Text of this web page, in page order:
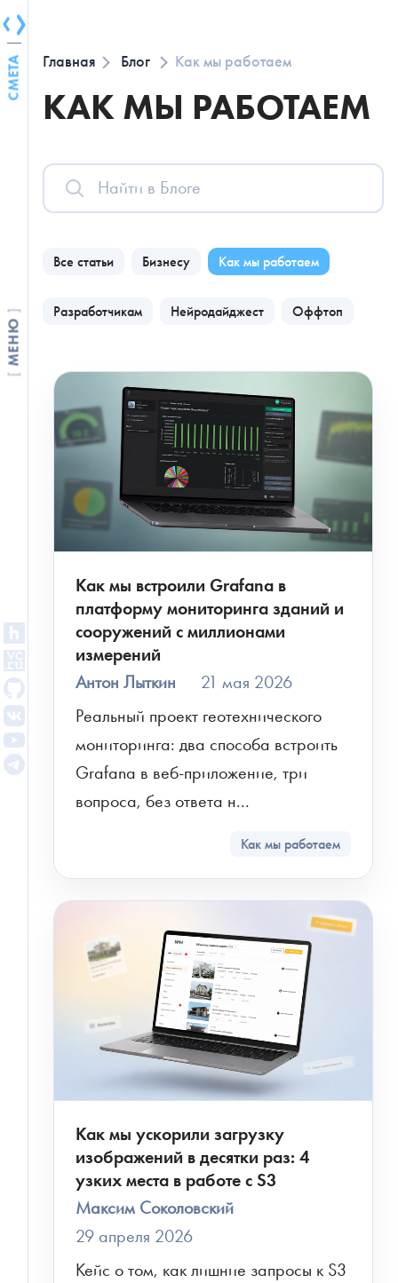
Все статьи Бизнесу
Как мы работаем
Недавние запросы
strapi
Авторизация
Главная Блог Как мы работаем
КАК МЫ РАБОТАЕМ
Все статьи Бизнесу Как мы работаем
Разработчикам Нейродайджест Оффтоп
Как мы встроили Grafana в
платформу мониторинга зданий и
сооружений с миллионами
измерений
Антон Лыткин
21 мая 2026
Реальный проект геотехнического
мониторинга: два способа встроить
Grafana в веб-приложение, три
вопроса, без ответа н...
Как мы работаем
Как мы ускорили загрузку
изображений в десятки раз: 4
узких места в работе с S3
Максим Соколовский
29 апреля 2026
Кейс о том, как лишние запросы к S3
СМЕТА
МЕНЮ